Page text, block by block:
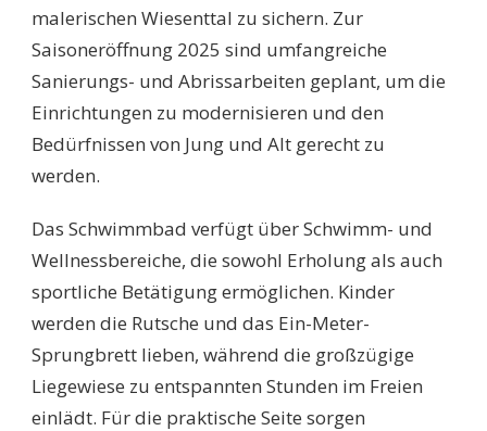
malerischen Wiesenttal zu sichern. Zur
Saisoneröffnung 2025 sind umfangreiche
Sanierungs- und Abrissarbeiten geplant, um die
Einrichtungen zu modernisieren und den
Bedürfnissen von Jung und Alt gerecht zu
werden.
Das Schwimmbad verfügt über Schwimm- und
Wellnessbereiche, die sowohl Erholung als auch
sportliche Betätigung ermöglichen. Kinder
werden die Rutsche und das Ein-Meter-
Sprungbrett lieben, während die großzügige
Liegewiese zu entspannten Stunden im Freien
einlädt. Für die praktische Seite sorgen